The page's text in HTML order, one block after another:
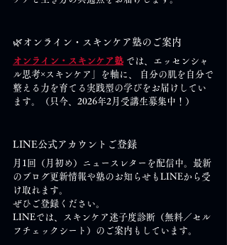
🌿オンライン・スキンケア塾のご案内
オンライン・スキンケア塾 では、エッセンシャ
ル思考×スキンケア」を軸に、 自分の肌を自分で
整える力を育てる実践型の学びをお届けしてい
ます。（只今、2026年2月受講生募集中！）
LINE公式アカウントご登録
月1回（月初め）ニュースレターを配信中。最新
のブログ更新情報や塾のお知らせもLINEから受
け取れます。
ぜひご登録ください。
LINEでは、スキンケア迷子度診断（無料／セル
フチェックシート）のご案内もしています。